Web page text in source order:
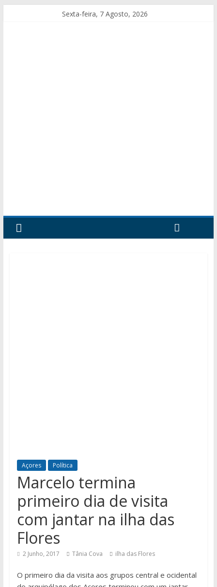
Sexta-feira, 7 Agosto, 2026
Açores Política
Marcelo termina
primeiro dia de visita
com jantar na ilha das
Flores
2 Junho, 2017 Tânia Cova ilha das Flores
O primeiro dia da visita aos grupos central e ocidental